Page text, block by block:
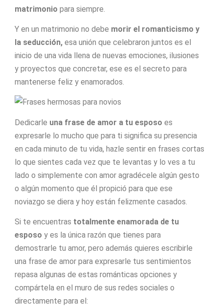
matrimonio para siempre.
Y en un matrimonio no debe morir el romanticismo y
la seducción, esa unión que celebraron juntos es el
inicio de una vida llena de nuevas emociones, ilusiones
y proyectos que concretar, ese es el secreto para
mantenerse feliz y enamorados.
Dedicarle una frase de amor a tu esposo es
expresarle lo mucho que para ti significa su presencia
en cada minuto de tu vida, hazle sentir en frases cortas
lo que sientes cada vez que te levantas y lo ves a tu
lado o simplemente con amor agradécele algún gesto
o algún momento que él propició para que ese
noviazgo se diera y hoy están felizmente casados.
Si te encuentras totalmente enamorada de tu
esposo y es la única razón que tienes para
demostrarle tu amor, pero además quieres escribirle
una frase de amor para expresarle tus sentimientos
repasa algunas de estas románticas opciones y
compártela en el muro de sus redes sociales o
directamente para el: